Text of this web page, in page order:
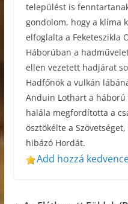
települést is
gondolom, hogy a klíma
elfoglalta a Feketeszikla
Háborúban a
ellen vezetett hadjárat
Hadfőnök a vulkán
Anduin Lothart a
halála megfordította a
ösztökélte a
hibázó Hordát.
Add hozzá